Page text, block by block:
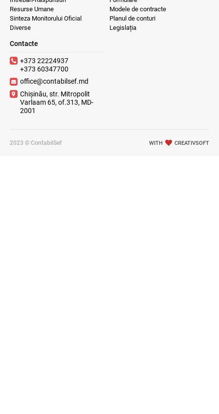
Resurse Umane
Sinteza Monitorului Oficial
Diverse
Modele de contracte
Planul de conturi
Legislația
Contacte
+373 22224937
+373 60347700
office@contabilsef.md
Chișinău, str. Mitropolit
Varlaam 65, of.313, MD-
2001
2023 © ContabilSef WITH CREATIVSOFT